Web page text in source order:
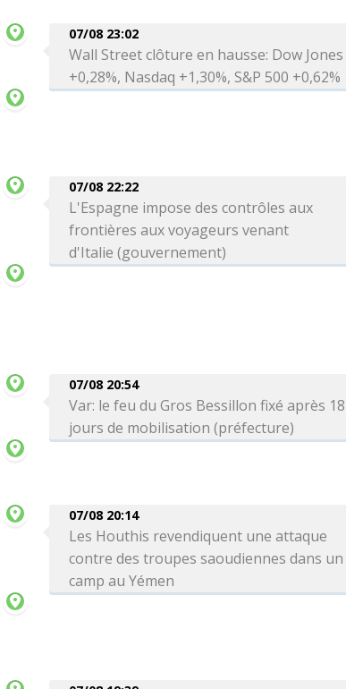
07/08 23:02
Wall Street clôture en hausse: Dow Jones
+0,28%, Nasdaq +1,30%, S&P 500 +0,62%
07/08 22:22
L'Espagne impose des contrôles aux
frontières aux voyageurs venant
d'Italie (gouvernement)
07/08 20:54
Var: le feu du Gros Bessillon fixé après 18
jours de mobilisation (préfecture)
07/08 20:14
Les Houthis revendiquent une attaque
contre des troupes saoudiennes dans un
camp au Yémen